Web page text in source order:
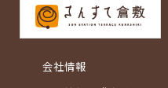
会社情報